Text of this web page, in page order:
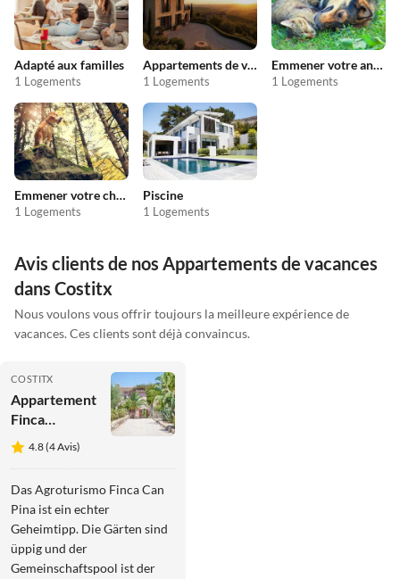
Adapté aux familles
1 Logements
Appartements de vacances pas chers
1 Logements
Emmener votre animal en vacances
1 Logements
Emmener votre chien en vacances
1 Logements
Piscine
1 Logements
Avis clients de nos Appartements de vacances
dans Costitx
Nous voulons vous offrir toujours la meilleure expérience de
vacances. Ces clients sont déjà convaincus.
COSTITX
Appartement
Finca
Écologique à
Costitx avec
4.8 (4 Avis)
Das Agroturismo Finca Can
Pina ist ein echter
Geheimtipp. Die Gärten sind
üppig und der
Gemeinschaftspool ist der